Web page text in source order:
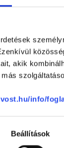
akik
info/
Beállítások